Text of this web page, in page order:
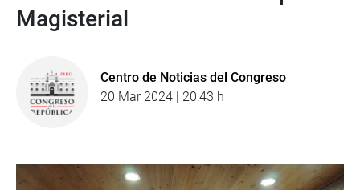
Magisterial
Centro de Noticias del Congreso
20 Mar 2024 | 20:43 h